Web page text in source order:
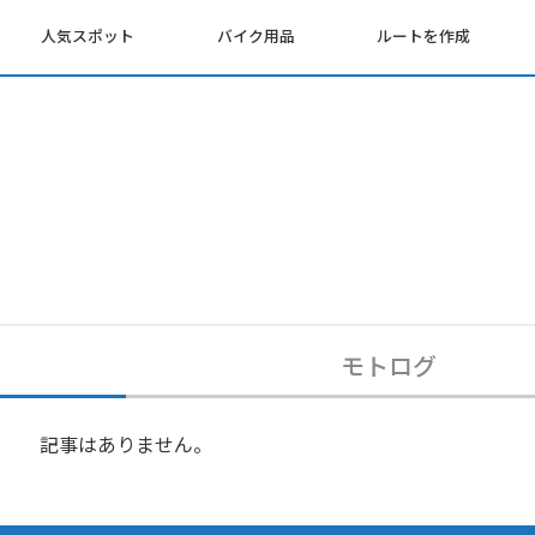
人気スポット バイク用品 ルートを作成
モトログ
記事はありません。